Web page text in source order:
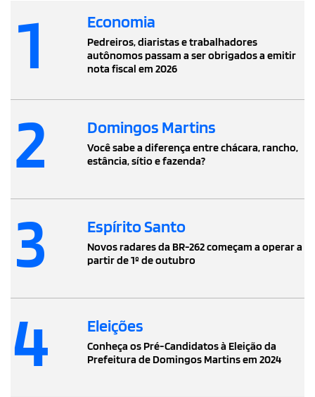
1 Economia
Pedreiros, diaristas e trabalhadores
autônomos passam a ser obrigados a emitir
nota fiscal em 2026
2 Domingos Martins
Você sabe a diferença entre chácara, rancho,
estância, sítio e fazenda?
3 Espírito Santo
Novos radares da BR-262 começam a operar a
partir de 1º de outubro
4 Eleições
Conheça os Pré-Candidatos à Eleição da
Prefeitura de Domingos Martins em 2024